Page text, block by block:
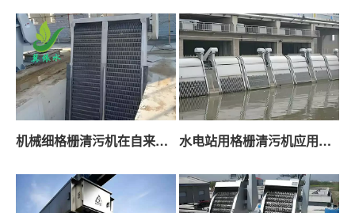
机械细格栅清污机在自来水厂的应用经验 水电站用格栅清污机应用经验